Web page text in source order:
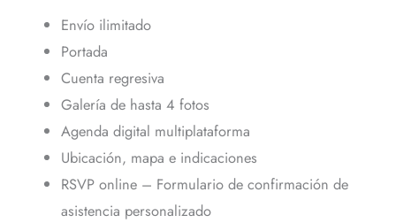
Envío ilimitado
Portada
Cuenta regresiva
Galería de hasta 4 fotos
Agenda digital multiplataforma
Ubicación, mapa e indicaciones
RSVP online – Formulario de confirmación de
asistencia personalizado